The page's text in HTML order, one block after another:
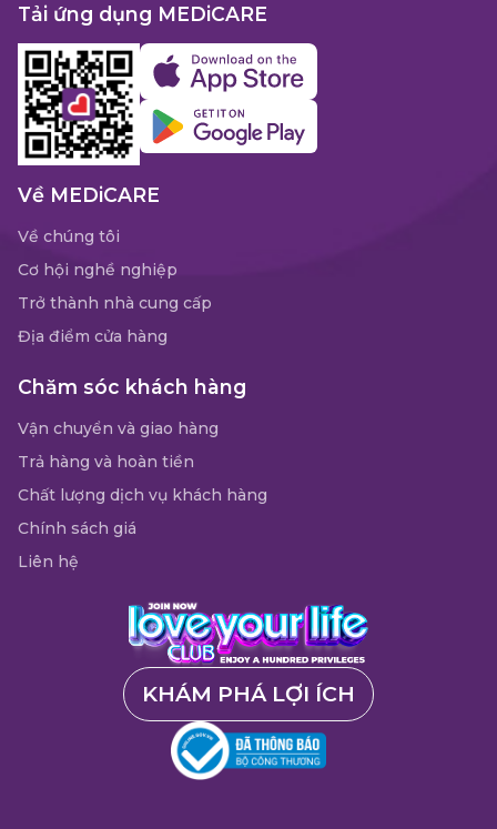
Tải ứng dụng MEDiCARE
Về MEDiCARE
Về chúng tôi
Cơ hội nghề nghiệp
Trở thành nhà cung cấp
Địa điểm cửa hàng
Chăm sóc khách hàng
Vận chuyển và giao hàng
Trả hàng và hoàn tiền
Chất lượng dịch vụ khách hàng
Chính sách giá
Liên hệ
KHÁM PHÁ LỢI ÍCH